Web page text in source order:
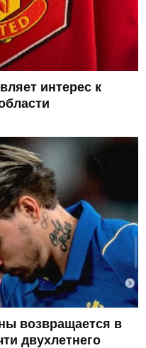
интерес к
возвращается в
двухлетнего